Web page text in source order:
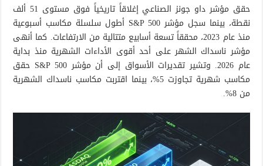
حقق مؤشر داو جونز الصناعي إغلاقاً تاريخياً فوق مستوى 51 ألف
نقطة، بينما سجل مؤشر S&P 500 أطول سلسلة مكاسب أسبوعية
منذ عام 2023، محققاً تسعة أسابيع متتالية من الارتفاعات. كما أنهى
مؤشر ناسداك الشهر على أحد أقوى الأداءات الشهرية منذ بداية
عام 2026. وتشير تقديرات الأسواق إلى أن مؤشر S&P 500 حقق
مكاسب شهرية تجاوزت 5%، بينما اقتربت مكاسب ناسداك الشهرية
من 8%.